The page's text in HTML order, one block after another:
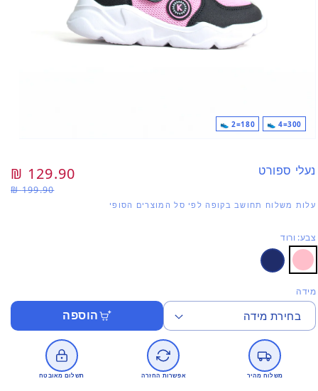
300=4 👟
180=2 👟
נעלי ספורט
מחיר
רגיל199.90 ₪
129.90 ₪
עלות משלוח תחושב בקופה לפי סל המוצרים הסופי
צבע: ורוד
מידה
הוספה
משלוח מהיר אפשרות החזרה תשלום מאובטח